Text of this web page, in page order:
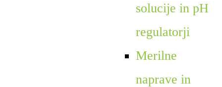
solucije in pH
regulatorji
Merilne
naprave in